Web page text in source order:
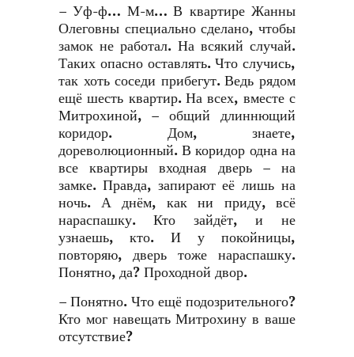
– Уф-ф… М-м… В квартире Жанны
Олеговны специально сделано, чтобы
замок не работал. На всякий случай.
Таких опасно оставлять. Что случись,
так хоть соседи прибегут. Ведь рядом
ещё шесть квартир. На всех, вместе с
Митрохиной, – общий длиннющий
коридор. Дом, знаете,
дореволюционный. В коридор одна на
все квартиры входная дверь – на
замке. Правда, запирают её лишь на
ночь. А днём, как ни приду, всё
нараспашку. Кто зайдёт, и не
узнаешь, кто. И у покойницы,
повторяю, дверь тоже нараспашку.
Понятно, да? Проходной двор.
– Понятно. Что ещё подозрительного?
Кто мог навещать Митрохину в ваше
отсутствие?